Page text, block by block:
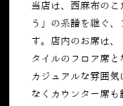
当店は、西麻布の
う」の系譜を継ぐ
す。店内のお席は
タイルのフロア席
カジュアルな雰囲
なくカウンター席